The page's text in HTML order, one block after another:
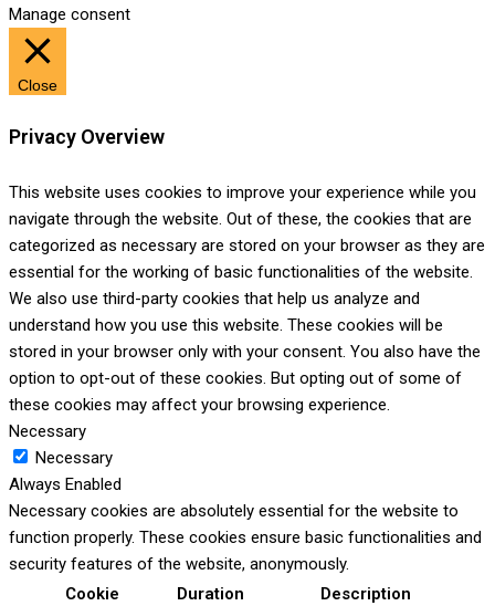
Manage consent
Close
Privacy Overview
This website uses cookies to improve your experience while you
navigate through the website. Out of these, the cookies that are
categorized as necessary are stored on your browser as they are
essential for the working of basic functionalities of the website.
We also use third-party cookies that help us analyze and
understand how you use this website. These cookies will be
stored in your browser only with your consent. You also have the
option to opt-out of these cookies. But opting out of some of
these cookies may affect your browsing experience.
Necessary
Necessary
Always Enabled
Necessary cookies are absolutely essential for the website to
function properly. These cookies ensure basic functionalities and
security features of the website, anonymously.
Cookie
Duration Description